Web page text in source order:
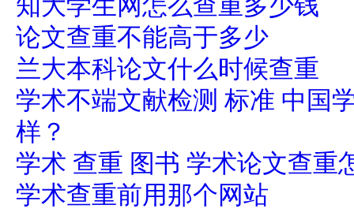
知大学生网怎么查重多少钱
论文查重不能高于多少
兰大本科论文什么时候查重
学术不端文献检测 标准 中国
样？
学术 查重 图书 学术论文查重
学术查重前用那个网站